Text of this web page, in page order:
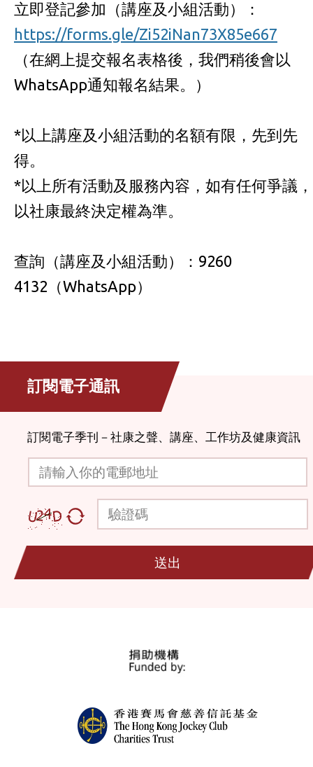
立即登記參加（講座及小組活動）：
https://forms.gle/Zi52iNan73X85e667
（在網上提交報名表格後，我們稍後會以
WhatsApp通知報名結果。）
*以上講座及小組活動的名額有限，先到先
得。
*以上所有活動及服務內容，如有任何爭議，
以社康最終決定權為準。
查詢（講座及小組活動）：9260
4132（WhatsApp）
訂閱電子通訊
訂閱電子季刊－社康之聲、講座、工作坊及健康資訊
請輸入你的電郵地址
驗證碼
送出